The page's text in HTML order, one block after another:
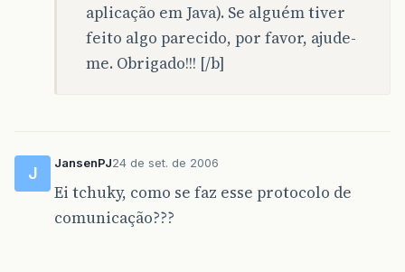
aplicação em Java). Se alguém tiver
feito algo parecido, por favor, ajude-
me. Obrigado!!! [/b]
J
JansenPJ24 de set. de 2006
Ei tchuky, como se faz esse protocolo de
comunicação???